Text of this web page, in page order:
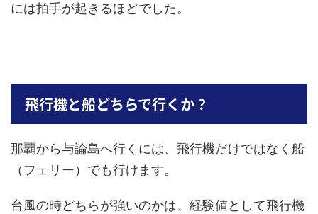
には拍手が起きるほどでした。
飛行機と船どちらで行くか？
那覇から与論島へ行くには、飛行機だけではなく船
（フェリー）でも行けます。
台風の時どちらが強いのかは、経験値として飛行機